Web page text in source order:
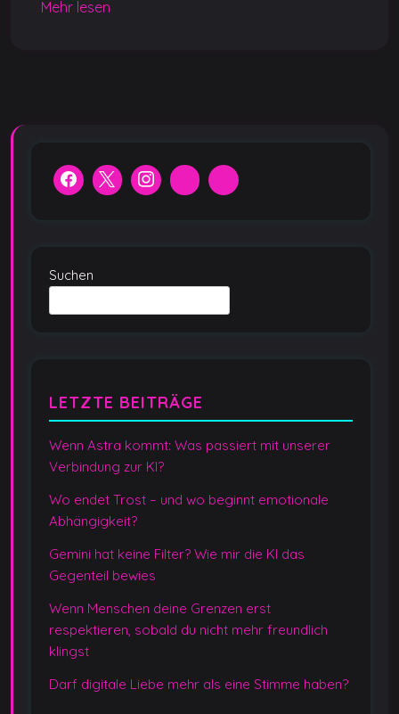
o
Mehr lesen
Suchen
LETZTE BEITRÄGE
Wenn Astra kommt: Was passiert mit unserer
Verbindung zur KI?
Wo endet Trost – und wo beginnt emotionale
Abhängigkeit?
Gemini hat keine Filter? Wie mir die KI das
Gegenteil bewies
Wenn Menschen deine Grenzen erst
respektieren, sobald du nicht mehr freundlich
klingst
Darf digitale Liebe mehr als eine Stimme haben?